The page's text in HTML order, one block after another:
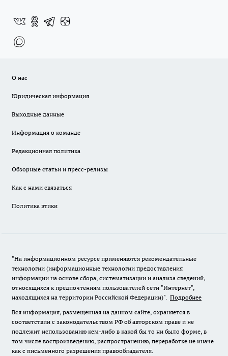
О нас
Юридическая информация
Выходные данные
Информация о команде
Редакционная политика
Обзорные статьи и пресс-релизы
Как с нами связаться
Политика этики
"На информационном ресурсе применяются рекомендательные
технологии (информационные технологии предоставления
информации на основе сбора, систематизации и анализа сведений,
относящихся к предпочтениям пользователей сети "Интернет",
находящихся на территории Российской Федерации)". Подробнее
Вся информация, размещенная на данном сайте, охраняется в
соответствии с законодательством РФ об авторском праве и не
подлежит использованию кем-либо в какой бы то ни было форме, в
том числе воспроизведению, распространению, переработке не иначе
как с письменного разрешения правообладателя.